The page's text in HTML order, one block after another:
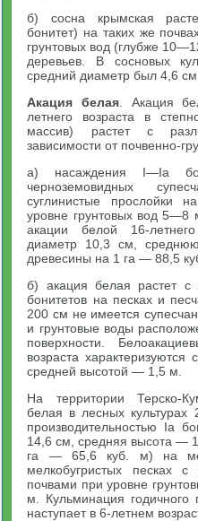
б) сосна крымская
бонитет) на таких же
грунтовых вод (глубже
деревьев. В сосновых
средний диаметр был 4,6
Акация белая . Акация
летнего возраста в
массив) растет с
зависимости от почвенно-
а) насаждения I—Iа
черноземовидных
суглинистые прослойки
уровне грунтовых вод
акации белой 16-
диаметр 10,3 см,
древесины на 1 га — 88,5
б) акация белая растет с
бонитетов на песках и
200 см не имеется
и грунтовые воды
поверхности.
возраста
средней высотой — 1,5 м.
На территории Терско-
белая в лесных культурах
производительностью Iа
14,6 см, средняя высота —
га — 65,6 куб. м) на
мелкобугристых песках
почвами при уровне
м. Кульминация
наступает в 6-летнем